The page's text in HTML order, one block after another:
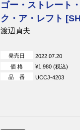
ゴー・ストレート
ク・ア・レフト
渡辺貞夫
発売日
2022.07.20
価 格
¥1,980 (税込)
品 番
UCCJ-4203